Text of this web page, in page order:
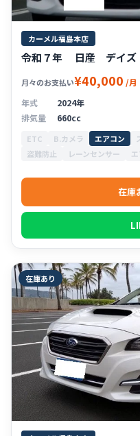
カーメル福島本店
令和７年 日産 デイ
月々のお支払い¥40,000 /月
年式
2024年
排気量
660cc
ETC B.カメラ エアコン
盗難防止
レーンセンサー
在庫
在庫あり